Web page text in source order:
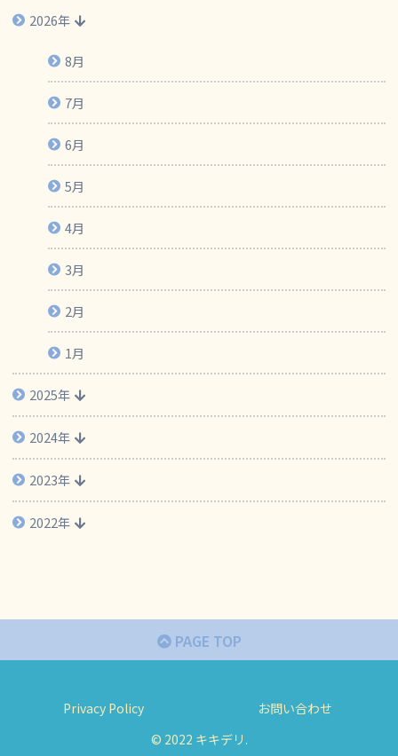
2026年
8月
7月
6月
5月
4月
3月
2月
1月
2025年
2024年
2023年
2022年
PAGE TOP
Privacy Policy
お問い合わせ
© 2022 キキデリ.